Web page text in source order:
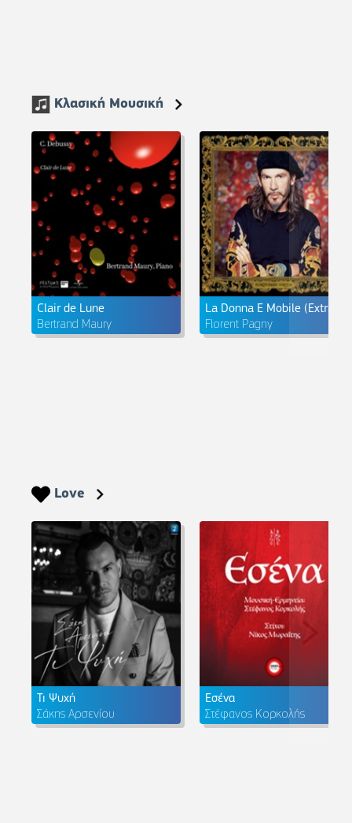
Κλασική Μουσική
Clair de Lune
Bertrand Maury Florent Pagny
Love
Τι Ψυχή
Σάκης Αρσενίου
Εσένα
Στέφανος Κορκολής